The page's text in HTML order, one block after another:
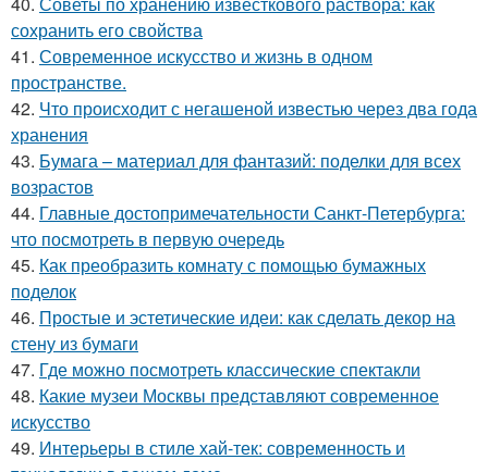
сохранить его свойства
41. Современное искусство и жизнь в одном
пространстве.
42. Что происходит с негашеной известью через два года
хранения
43. Бумага – материал для фантазий: поделки для всех
возрастов
44. Главные достопримечательности Санкт-Петербурга:
что посмотреть в первую очередь
45. Как преобразить комнату с помощью бумажных
поделок
46. Простые и эстетические идеи: как сделать декор на
стену из бумаги
47. Где можно посмотреть классические спектакли
48. Какие музеи Москвы представляют современное
искусство
49. Интерьеры в стиле хай-тек: современность и